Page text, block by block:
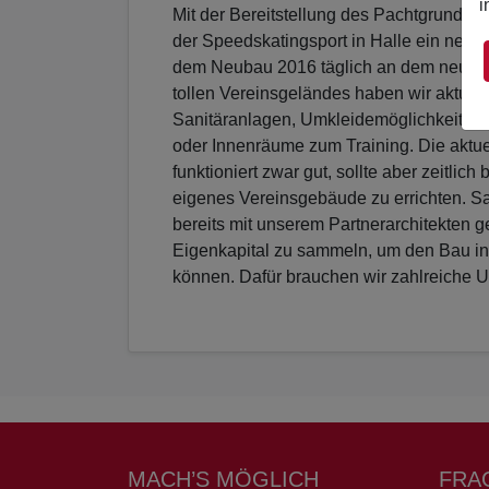
Mit der Bereitstellung des
der Speedskatingsport in Halle ein
dem Neubau 2016 täglich an dem
tollen Vereinsgeländes haben wir
Sanitäranlagen,
oder Innenräume zum Training. Die
funktioniert zwar gut, sollte aber zeitlich
eigenes Vereinsgebäude zu errichten.
bereits mit unserem Partnerarchitekten
Eigenkapital zu sammeln, um den Bau
können. Dafür brauchen wir zahlreiche
MACH’S MÖGLICH